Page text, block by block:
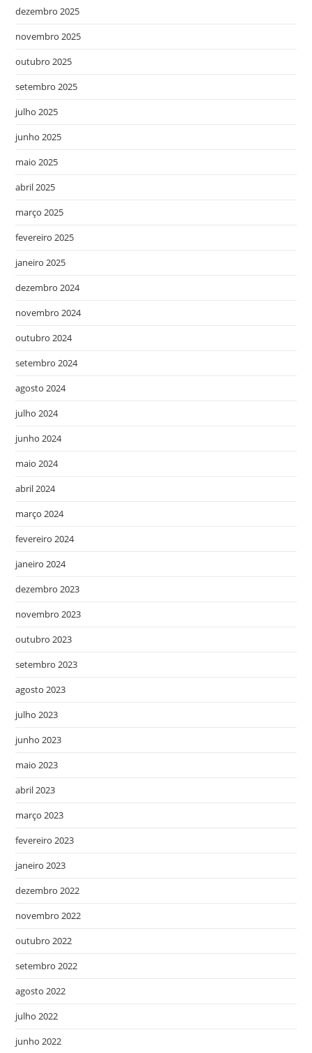
dezembro 2025
novembro 2025
outubro 2025
setembro 2025
julho 2025
junho 2025
maio 2025
abril 2025
março 2025
fevereiro 2025
janeiro 2025
dezembro 2024
novembro 2024
outubro 2024
setembro 2024
agosto 2024
julho 2024
junho 2024
maio 2024
abril 2024
março 2024
fevereiro 2024
janeiro 2024
dezembro 2023
novembro 2023
outubro 2023
setembro 2023
agosto 2023
julho 2023
junho 2023
maio 2023
abril 2023
março 2023
fevereiro 2023
janeiro 2023
dezembro 2022
novembro 2022
outubro 2022
setembro 2022
agosto 2022
julho 2022
junho 2022